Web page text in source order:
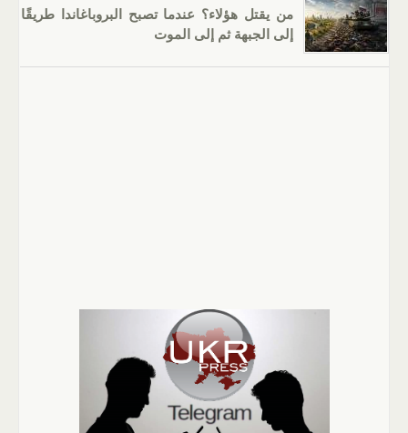
من يقتل هؤلاء؟ عندما تصبح البروباغاندا طريقًا
إلى الجبهة ثم إلى الموت